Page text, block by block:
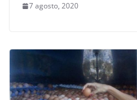
7 agosto, 2020